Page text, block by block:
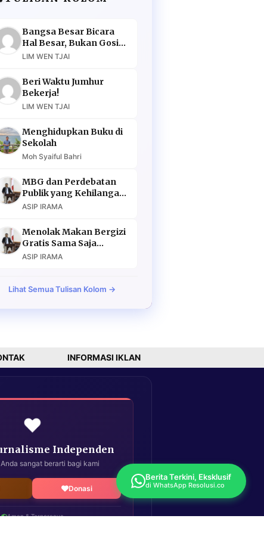
Bangsa Besar Bicara
Hal Besar, Bukan Gosip
Murahan
LIM WEN TJAI
Beri Waktu Jumhur
Bekerja!
LIM WEN TJAI
Menghidupkan Buku di
Sekolah
Moh Syaiful Bahri
MBG dan Perdebatan
Publik yang Kehilangan
Argumen
ASIP IRAMA
Menolak Makan Bergizi
Gratis Sama Saja
Menolak Masa Depan
ASIP IRAMA
Lihat Semua Tulisan Kolom →
INFORMASI IKLAN
❤️
Independen
sangat berarti bagi kami
Donasi
Aman & Terpercaya
Berita Terkini, Eksklusif
di WhatsApp Resolusi.co